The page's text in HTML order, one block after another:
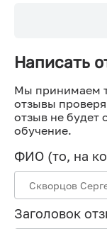
Написать
Мы принимаем
отзывы
отзыв не будет
обучение.
ФИО (то, на
Заголовок